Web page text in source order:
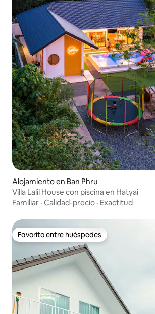
Alojamiento en Ban Phru
Villa Lalil House con piscina en Hatyai
Familiar · Calidad-precio · Exactitud
Favorito entre huéspedes
Favorito entre huéspedes